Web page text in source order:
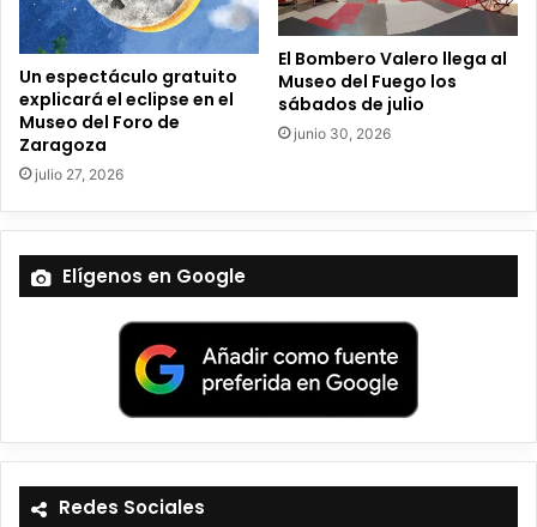
c
Un espectáculo gratuito
explicará el eclipse en el
Museo del Foro de
Zaragoza
julio 27, 2026
El Bombero Valero llega al
Museo del Fuego los
sábados de julio
junio 30, 2026
Elígenos en Google
Redes Sociales